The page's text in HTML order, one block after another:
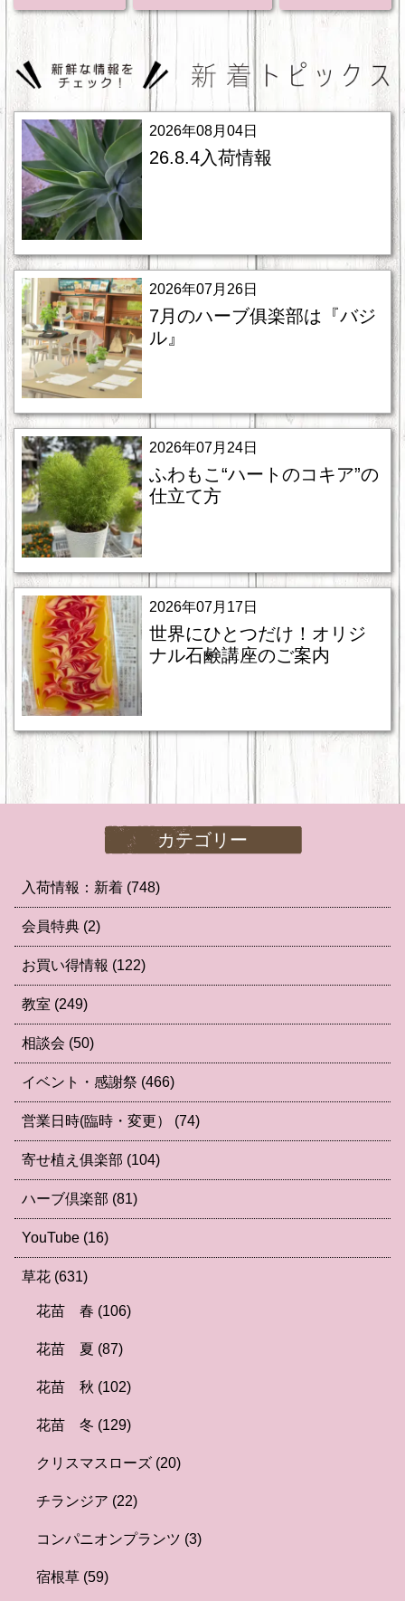
2026年08月04日
26.8.4入荷情報
2026年07月26日
7月のハーブ俱楽部は『バジ
ル』
2026年07月24日
ふわもこ“ハートのコキア”の
仕立て方
2026年07月17日
世界にひとつだけ！オリジ
ナル石鹸講座のご案内
カテゴリー
入荷情報：新着 (748)
会員特典 (2)
お買い得情報 (122)
教室 (249)
相談会 (50)
イベント・感謝祭 (466)
営業日時(臨時・変更） (74)
寄せ植え俱楽部 (104)
ハーブ倶楽部 (81)
YouTube (16)
草花 (631)
花苗 春 (106)
花苗 夏 (87)
花苗 秋 (102)
花苗 冬 (129)
クリスマスローズ (20)
チランジア (22)
コンパニオンプランツ (3)
宿根草 (59)